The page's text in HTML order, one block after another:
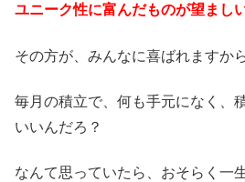
ユニーク性に富んだものが望まし
その方が、みんなに喜ばれますから
毎月の積立で、何も手元になく、
いいんだろ？
なんて思っていたら、おそらく一